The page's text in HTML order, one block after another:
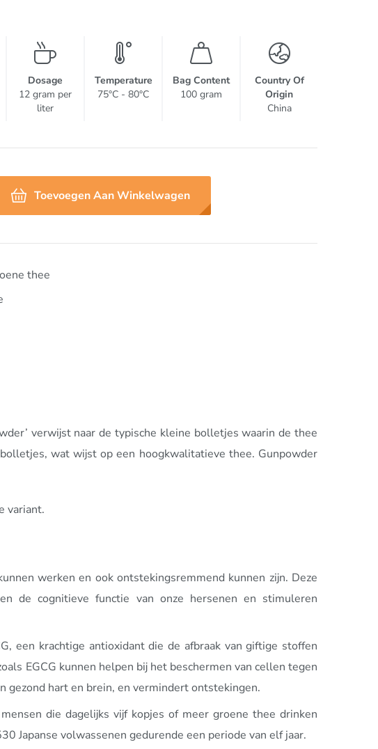
Dosage
12 gram per
liter
Temperature
75°C - 80°C
Bag Content
100 gram
Country Of
Origin
China
thee
Toevoegen Aan Winkelwagen
verwijst naar de typische kleine bolletjes waarin de thee
wat wijst op een hoogkwalitatieve thee. Gunpowder
variant.
werken en ook ontstekingsremmend kunnen zijn. Deze
de cognitieve functie van onze hersenen en stimuleren
een krachtige antioxidant die de afbraak van giftige stoffen
EGCG kunnen helpen bij het beschermen van cellen tegen
gezond hart en brein, en vermindert ontstekingen.
die dagelijks vijf kopjes of meer groene thee drinken
Japanse volwassenen gedurende een periode van elf jaar.